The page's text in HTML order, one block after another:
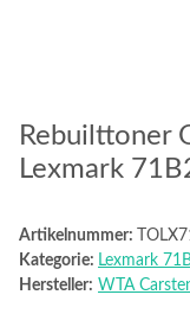
Rebuilttoner
Lexmark
Artikelnummer:
Kategorie: Lexmark
Hersteller: WTA